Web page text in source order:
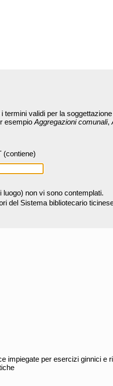
validi per la
esempio Aggregazioni comunali,
(contiene)
non vi sono contemplati.
del Sistema bibliotecario
impiegate per esercizi ginnici e